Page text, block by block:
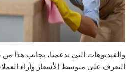
والفيديوهات التي تدعمنا، بجانب هذا
التعرف على متوسط الأسعار وآراء